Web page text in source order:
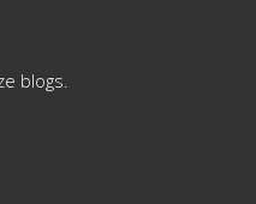
blogs.